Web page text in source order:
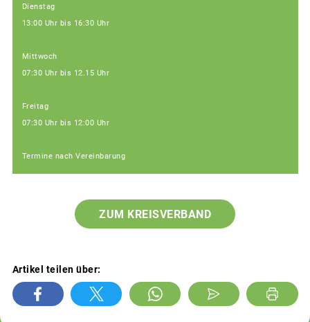
Dienstag
13:00 Uhr bis 16:30 Uhr
Mittwoch
07:30 Uhr bis 12.15 Uhr
Freitag
07:30 Uhr bis 12:00 Uhr
Termine nach Vereinbarung
ZUM KREISVERBAND
Artikel teilen über: